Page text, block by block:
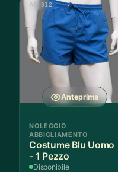
Anteprima
AS 012
NOLEGGIO
ABBIGLIAMENTO
Costume Blu Uomo
- 1 Pezzo
Disponibile